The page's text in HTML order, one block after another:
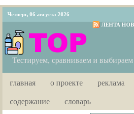
Четверг, 06 августа 2026
ЛЕНТА
Тестируем, сравниваем и
главная о проекте реклама
содержание
словарь